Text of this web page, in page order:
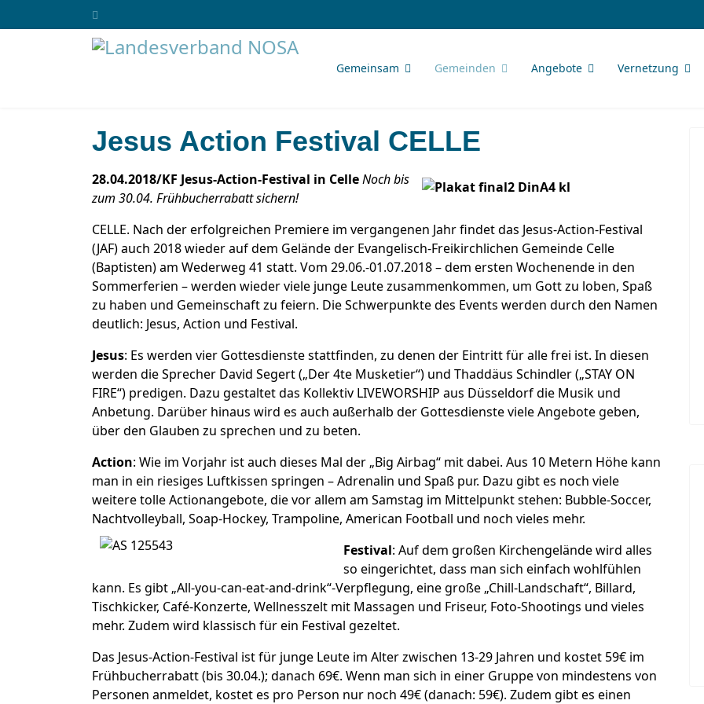
Gemeinsam Gemeinden Angebote Vernetzung
Jesus Action Festival CELLE
28.04.2018/KF Jesus-Action-Festival in CelleNoch bis
zum 30.04. Frühbucherrabatt sichern!
CELLE. Nach der erfolgreichen Premiere im vergangenen Jahr findet das Jesus-Action-Festival
(JAF) auch 2018 wieder auf dem Gelände der Evangelisch-Freikirchlichen Gemeinde Celle
(Baptisten) am Wederweg 41 statt. Vom 29.06.-01.07.2018 – dem ersten Wochenende in den
Sommerferien – werden wieder viele junge Leute zusammenkommen, um Gott zu loben, Spaß
zu haben und Gemeinschaft zu feiern. Die Schwerpunkte des Events werden durch den Namen
deutlich: Jesus, Action und Festival.
Jesus: Es werden vier Gottesdienste stattfinden, zu denen der Eintritt für alle frei ist. In diesen
werden die Sprecher David Segert („Der 4te Musketier“) und Thaddäus Schindler („STAY ON
FIRE“) predigen. Dazu gestaltet das Kollektiv LIVEWORSHIP aus Düsseldorf die Musik und
Anbetung. Darüber hinaus wird es auch außerhalb der Gottesdienste viele Angebote geben,
über den Glauben zu sprechen und zu beten.
Action: Wie im Vorjahr ist auch dieses Mal der „Big Airbag“ mit dabei. Aus 10 Metern Höhe kann
man in ein riesiges Luftkissen springen – Adrenalin und Spaß pur. Dazu gibt es noch viele
weitere tolle Actionangebote, die vor allem am Samstag im Mittelpunkt stehen: Bubble-Soccer,
Nachtvolleyball, Soap-Hockey, Trampoline, American Football und noch vieles mehr.
Festival: Auf dem großen Kirchengelände wird alles
so eingerichtet, dass man sich einfach wohlfühlen
kann. Es gibt „All-you-can-eat-and-drink“-Verpflegung, eine große „Chill-Landschaft“, Billard,
Tischkicker, Café-Konzerte, Wellnesszelt mit Massagen und Friseur, Foto-Shootings und vieles
mehr. Zudem wird klassisch für ein Festival gezeltet.
Das Jesus-Action-Festival ist für junge Leute im Alter zwischen 13-29 Jahren und kostet 59€ im
Frühbucherrabatt (bis 30.04.); danach 69€. Wenn man sich in einer Gruppe von mindestens von
Personen anmeldet, kostet es pro Person nur noch 49€ (danach: 59€). Zudem gibt es einen